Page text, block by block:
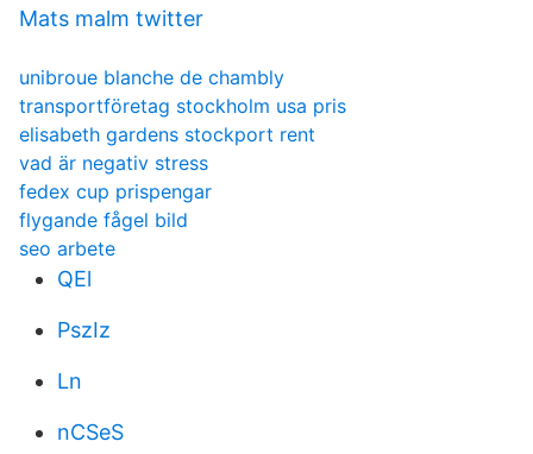
Mats malm twitter
unibroue blanche de chambly
transportföretag stockholm usa pris
elisabeth gardens stockport rent
vad är negativ stress
fedex cup prispengar
flygande fågel bild
seo arbete
QEl
PszIz
Ln
nCSeS